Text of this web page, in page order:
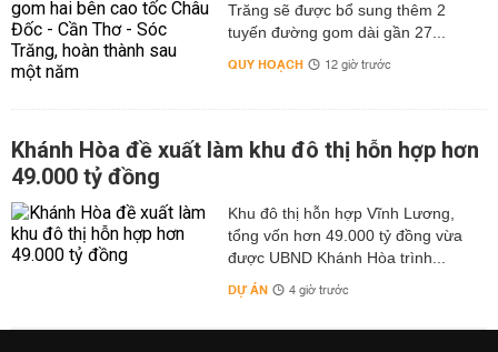
Trăng sẽ được bổ sung thêm 2
tuyến đường gom dài gần 27...
QUY HOẠCH 12 giờ trước
Khánh Hòa đề xuất làm khu đô thị hỗn hợp hơn
49.000 tỷ đồng
Khu đô thị hỗn hợp Vĩnh Lương,
tổng vốn hơn 49.000 tỷ đồng vừa
được UBND Khánh Hòa trình...
DỰ ÁN 4 giờ trước